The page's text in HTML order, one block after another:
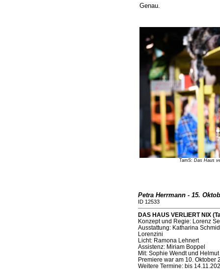
Genau.
TamS: Das Haus
Petra Herrmann - 15.
ID 12533
DAS HAUS VERLIERT NIX
Konzept und Regie: Lorenz
Ausstattung: Katharina
Lorenzini
Licht: Ramona Lehnert
Assistenz: Miriam Boppel
Mit: Sophie Wendt und
Premiere war am 10. Oktober
Weitere Termine: bis